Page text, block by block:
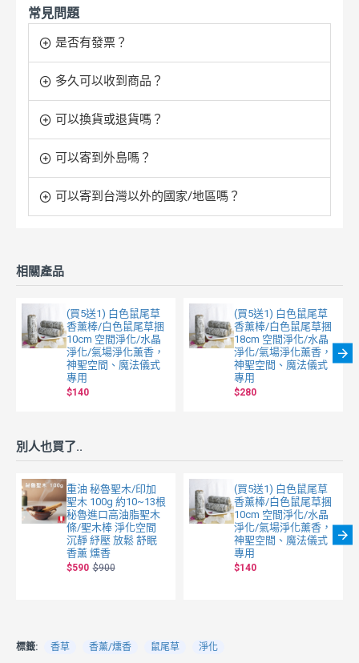
常見問題
是否有發票？
多久可以收到商品？
可以換貨或退貨嗎？
可以寄到外島嗎？
可以寄到台灣以外的國家/地區嗎？
相關產品
(買5送1) 白色鼠尾草
香薰棒/白色鼠尾草捆
10cm 空間淨化/水晶
淨化/氣場淨化薰香，
神聖空間、魔法儀式
專用
$140
(買5送1) 白色鼠尾草
香薰棒/白色鼠尾草捆
18cm 空間淨化/水晶
淨化/氣場淨化薰香，
神聖空間、魔法儀式
專用
$280
別人也買了..
重油 秘魯聖木/印加
聖木 100g 約10~13根
秘魯進口高油脂聖木
條/聖木棒 淨化空間
沉靜 紓壓 放鬆 舒眠
香薰 燻香
$590 $900
(買5送1) 白色鼠尾草
香薰棒/白色鼠尾草捆
10cm 空間淨化/水晶
淨化/氣場淨化薰香，
神聖空間、魔法儀式
專用
$140
標籤: 香草 香薰/燻香 鼠尾草 淨化